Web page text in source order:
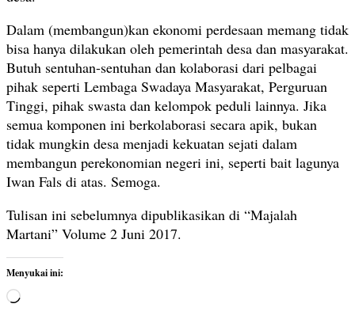
Dalam (membangun)kan ekonomi perdesaan memang tidak
bisa hanya dilakukan oleh pemerintah desa dan masyarakat.
Butuh sentuhan-sentuhan dan kolaborasi dari pelbagai
pihak seperti Lembaga Swadaya Masyarakat, Perguruan
Tinggi, pihak swasta dan kelompok peduli lainnya. Jika
semua komponen ini berkolaborasi secara apik, bukan
tidak mungkin desa menjadi kekuatan sejati dalam
membangun perekonomian negeri ini, seperti bait lagunya
Iwan Fals di atas. Semoga.
Tulisan ini sebelumnya dipublikasikan di “Majalah
Martani” Volume 2 Juni 2017.
Menyukai ini:
M